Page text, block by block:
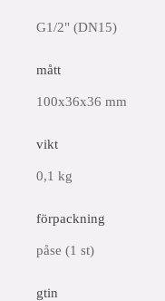
G1/2" (DN15)
mått
100x36x36 mm
vikt
0,1 kg
förpackning
påse (1 st)
gtin